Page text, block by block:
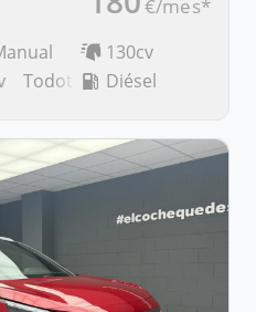
€/mes*
130cv
Suv
Diésel